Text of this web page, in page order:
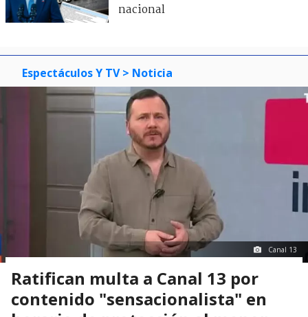
nacional
Espectáculos Y TV > Noticia
Canal 13
Ratifican multa a Canal 13 por
contenido "sensacionalista" en